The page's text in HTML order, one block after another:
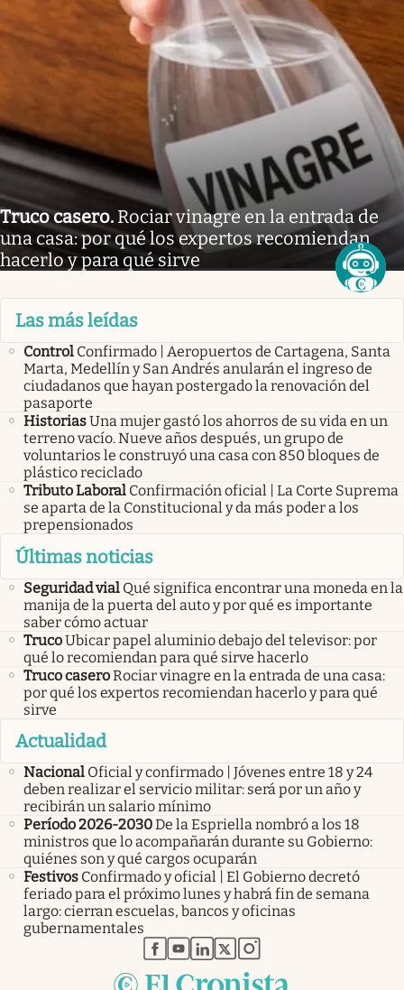
Truco casero. Rociar vinagre en la entrada de
una casa: por qué los expertos recomiendan
hacerlo y para qué sirve
Las más leídas
Control Confirmado | Aeropuertos de Cartagena, Santa
Marta, Medellín y San Andrés anularán el ingreso de
ciudadanos que hayan postergado la renovación del
pasaporte
HistoriasUna mujer gastó los ahorros de su vida en un
terreno vacío. Nueve años después, un grupo de
voluntarios le construyó una casa con 850 bloques de
plástico reciclado
Tributo Laboral Confirmación oficial | La Corte Suprema
se aparta de la Constitucional y da más poder a los
prepensionados
Últimas noticias
Seguridad vial Qué significa encontrar una moneda en la
manija de la puerta del auto y por qué es importante
saber cómo actuar
TrucoUbicar papel aluminio debajo del televisor: por
qué lo recomiendan para qué sirve hacerlo
Truco caseroRociar vinagre en la entrada de una casa:
por qué los expertos recomiendan hacerlo y para qué
sirve
Actualidad
Nacional Oficial y confirmado | Jóvenes entre 18 y 24
deben realizar el servicio militar: será por un año y
recibirán un salario mínimo
Período 2026-2030De la Espriella nombró a los 18
ministros que lo acompañarán durante su Gobierno:
quiénes son y qué cargos ocuparán
Festivos Confirmado y oficial | El Gobierno decretó
feriado para el próximo lunes y habrá fin de semana
largo: cierran escuelas, bancos y oficinas
gubernamentales
abre en nueva pestaña
abre en nueva pestaña
abre en nueva pestaña
abre en nueva pestaña
abre en nueva pestaña